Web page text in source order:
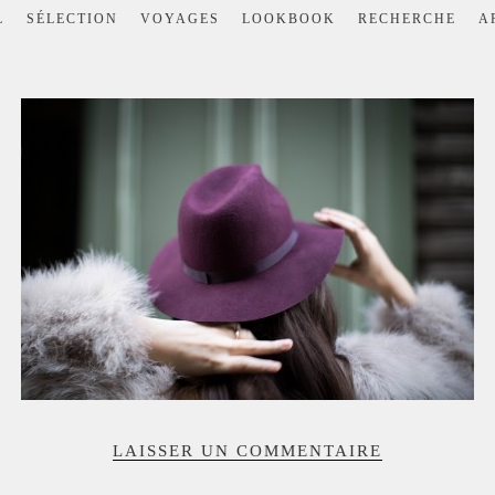
SÉLECTION VOYAGES LOOKBOOK RECHERCHE
LAISSER UN COMMENTAIRE